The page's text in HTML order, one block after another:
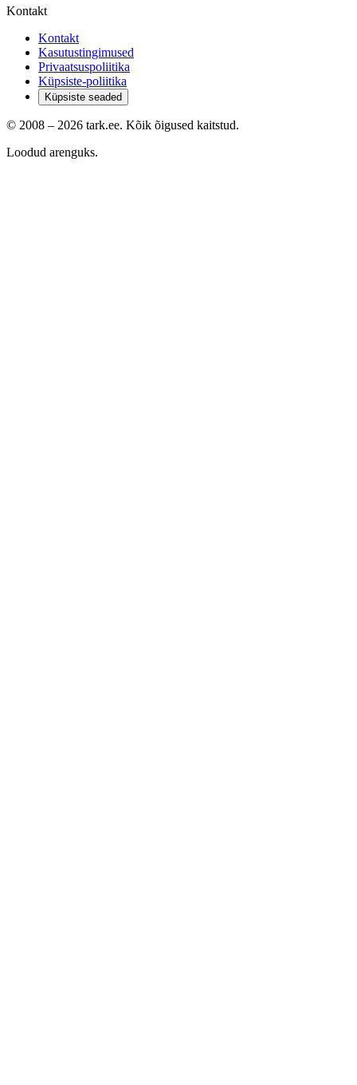
Kontakt
Kontakt
Kasutustingimused
Privaatsuspoliitika
Küpsiste-poliitika
Küpsiste seaded
© 2008 – 2026 tark.ee. Kõik õigused kaitstud.
Loodud arenguks.